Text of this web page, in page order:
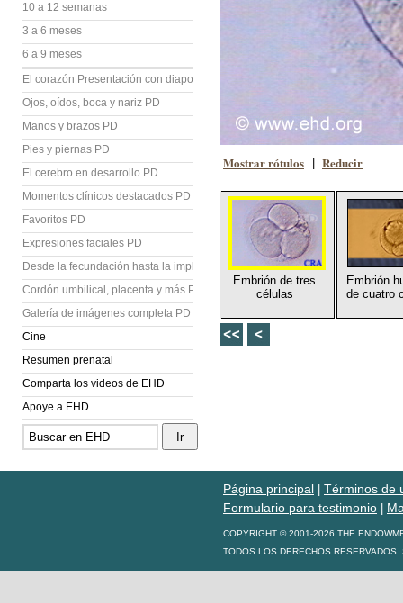
10 a 12 semanas
3 a 6 meses
6 a 9 meses
El corazón Presentación con diapositivas (PD)
Ojos, oídos, boca y nariz PD
Manos y brazos PD
Pies y piernas PD
El cerebro en desarrollo PD
Momentos clínicos destacados PD
Favoritos PD
Expresiones faciales PD
Desde la fecundación hasta la implantación PD
Cordón umbilical, placenta y más PD
Galería de imágenes completa PD
Cine
Resumen prenatal
Comparta los videos de EHD
Apoye a EHD
Mostrar rótulos Reducir
Embrión de tres
células
Embrión
de cuatro
Página principal
Términos de
Formulario para testimonio
COPYRIGHT © 2001-2026 THE
TODOS LOS DERECHOS